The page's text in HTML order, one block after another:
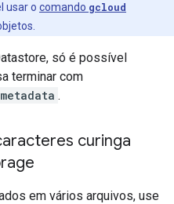
usar o comando gcloud
só é possível
terminar com
.
curinga
em vários arquivos, use